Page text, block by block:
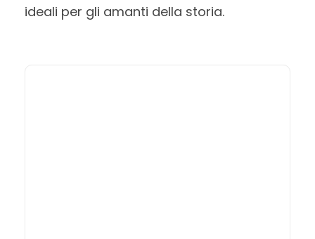
ideali per gli amanti della storia.